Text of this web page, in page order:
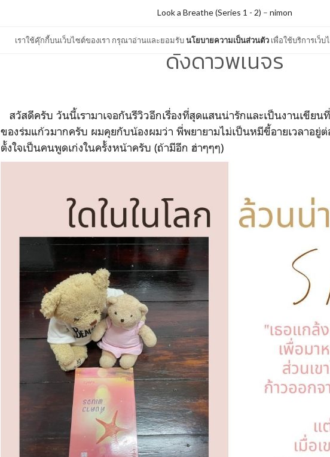
เราใช้คุ๊กกี้บนเว็บไซต์ของเรา กรุณาอ่านและยอมรับนโยบายความเป็นส่วนตัว เพื่อใช้บริการเว็บ
Look a Breathe (Series 1 - 2) – nimon
ดั่งดาวพเนจร
สวัสดีครับ วันนี้เรามาเจอกันรีวิวอีกเรื่องที่สุดแสนน่ารักและเป็นงานเขีย
ของร่มแก้วมากครับ ผมคุยกับน้องผมว่า พี่พยายามไม่เป็นหมีขี้อายเวลาอยู่
ตั้งใจเป็นคนพูดเก่งในครั้งหน้าครับ (ถ้ามีอีก ฮ่าๆๆๆ)